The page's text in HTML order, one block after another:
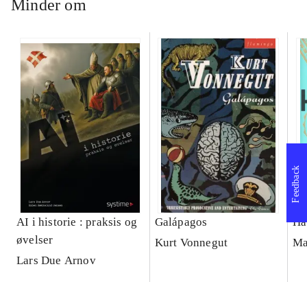
Minder om
AI i historie : praksis og
øvelser
Lars Due Arnov
Galápagos
Kurt Vonnegut
Feedback